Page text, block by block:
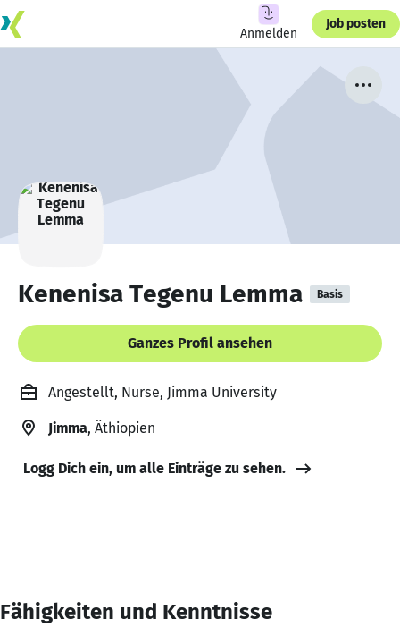
Anmelden
Job posten
Kenenisa Tegenu Lemma Basis
Ganzes Profil ansehen
Angestellt, Nurse, Jimma University
Jimma, Äthiopien
Logg Dich ein, um alle Einträge zu sehen.
Fähigkeiten und Kenntnisse